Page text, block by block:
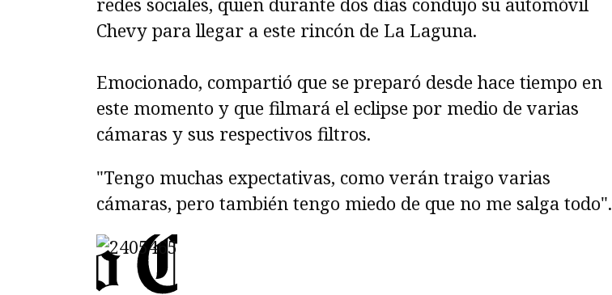
redes sociales, quien durante dos días condujo su automóvil
Chevy para llegar a este rincón de La Laguna.
Emocionado, compartió que se preparó desde hace tiempo en
este momento y que filmará el eclipse por medio de varias
cámaras y sus respectivos filtros.
"Tengo muchas expectativas, como verán traigo varias
cámaras, pero también tengo miedo de que no me salga todo".